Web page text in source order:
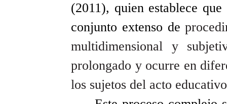
(2011), quien establece
conjunto extenso de
multidimensional y
prolongado y ocurre en
los sujetos del acto